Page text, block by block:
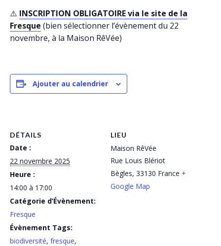
⚠️ INSCRIPTION OBLIGATOIRE via le site de la
Fresque (bien sélectionner l’évènement du 22
novembre, à la Maison RêVée)
Ajouter au calendrier
DÉTAILS
Date :
22 novembre 2025
Heure :
14:00 à 17:00
Catégorie d’Évènement:
Fresque
Évènement Tags:
biodiversité, fresque,
LIEU
Maison RêVée
Rue Louis Blériot
Bègles, 33130 France +
Google Map